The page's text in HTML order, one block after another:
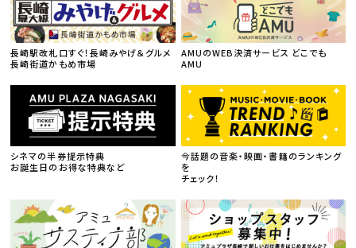
長崎駅改札口すぐ！長崎みやげ＆グルメ
長崎街道かもめ市場
AMUのWEB決済サービス どこでも
AMU
シネマの半券提示特典
お誕生日のお得な特典など
今話題の音楽・映画・書籍のランキング
を
チェック！